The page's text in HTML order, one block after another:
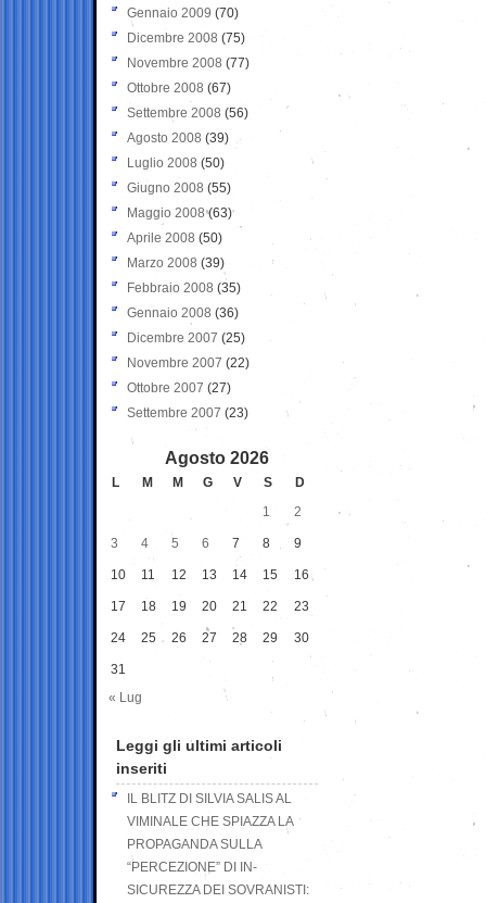
Gennaio 2009 (70)
Dicembre 2008 (75)
Novembre 2008 (77)
Ottobre 2008 (67)
Settembre 2008 (56)
Agosto 2008 (39)
Luglio 2008 (50)
Giugno 2008 (55)
Maggio 2008(63)
Aprile 2008 (50)
Marzo 2008 (39)
Febbraio 2008 (35)
Gennaio 2008 (36)
Dicembre 2007 (25)
Novembre 2007 (22)
Ottobre 2007 (27)
Settembre 2007 (23)
Agosto 2026
L M M G V S
D
1
2
3 4 5 6 7 8 9
10 11 12 13 14 15 16
17 18 19 20 21 22 23
24 25 26 27 28 29 30
31
« Lug
Leggi gli ultimi articoli
inseriti
IL BLITZ DI SILVIA SALIS AL
VIMINALE CHE SPIAZZA LA
PROPAGANDA SULLA
“PERCEZIONE” DI IN-
SICUREZZA DEI SOVRANISTI: